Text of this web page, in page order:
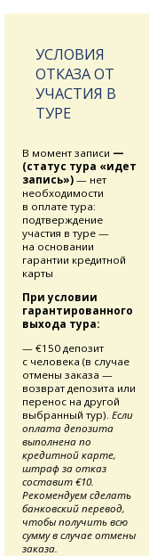
УСЛОВИЯ
ОТКАЗА ОТ
УЧАСТИЯ В
ТУРЕ
В момент записи —
(статус тура «идет
запись») — нет
необходимости
в оплате тура:
подтверждение
участия в туре —
на основании
гарантии кредитной
карты
При условии
гарантированного
выхода тура:
— €150 депозит
с человека (в случае
отмены заказа —
возврат депозита или
перенос на другой
выбранный тур). Если
оплата депозита
выполнена по
кредитной карте,
штраф за отказ
составит €10.
Рекомендуем сделать
банковский перевод,
чтобы получить всю
сумму в случае отмены
заказа.